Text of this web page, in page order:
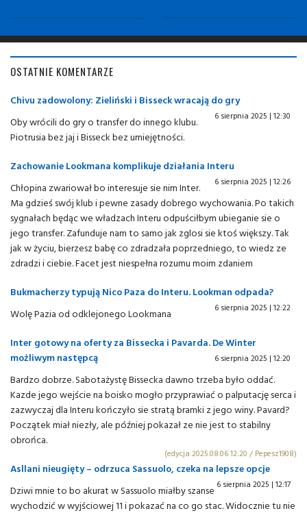
OSTATNIE KOMENTARZE
Chivu zadowolony: Zieliński i Bisseck wracają do gry
6 sierpnia 2025 | 12:30
Oby wrócili do gry o transfer do innego klubu.
Piotrusia bez jaj i Bisseck bez umiejętności.
Zachowanie Lookmana komplikuje działania Interu
6 sierpnia 2025 | 12:26
Chłopina zwariował bo interesuje sie nim Inter.
Ma gdzieś swój klub i pewne zasady dobrego wychowania. Po takich
sygnałach będąc we władzach Interu odpuściłbym ubieganie sie o
jego transfer. Zafunduje nam to samo jak zglosi sie ktoś większy. Tak
jak w życiu, bierzesz babę co zdradzała poprzedniego, to wiedz ze
zdradzi i ciebie. Facet jest niespełna rozumu moim zdaniem
Bukmacherzy typują Nico Paza do Interu. Lookman odpada?
6 sierpnia 2025 | 12:22
Wolę Pazia od odklejonego Lookmana
Inter gotowy na oferty za Bissecka i Pavarda. De Winter
możliwym następcą
6 sierpnia 2025 | 12:20
Bardzo dobrze. Sabotażystę Bissecka dawno trzeba było oddać.
Kazde jego wejście na boisko mogło przyprawiać o palputację serca i
zazwyczaj dla Interu kończyło sie stratą bramki z jego winy. Pavard?
Początek miał niezły, ale później pokazał ze nie jest to stabilny
obrońca.
(edycja 2025.08.06 12:20 / Pepesz1908)
Asllani nieugięty – odrzuca Sassuolo, czeka na lepsze opcje
6 sierpnia 2025 | 12:17
Dziwi mnie to bo akurat w Sassuolo miałby szanse
wychodzić w wyjściowej 11 i pokazać na co go stac. Widocznie tu nie